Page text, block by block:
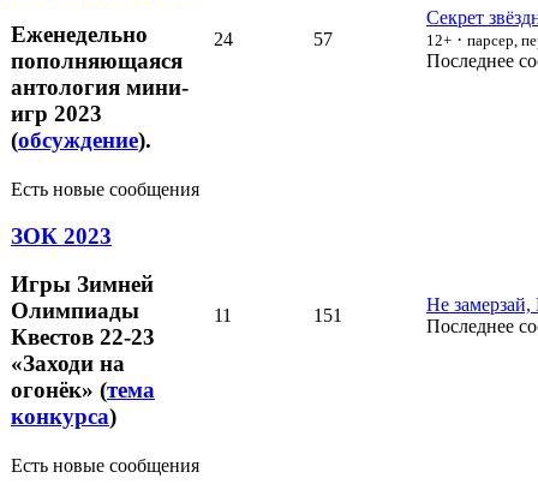
Еженедельно
пополняющаяся
антология мини-
игр 2023
(обсуждение).
24 57
Секрет
12+ · парсер,
Последнее
Есть новые сообщения
ЗОК 2023
Игры Зимней
Олимпиады
Квестов 22-23
«Заходи на
огонёк» (тема
конкурса)
11 151
Не
Последнее
Есть новые сообщения